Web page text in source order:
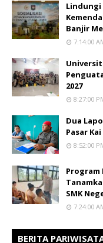
Lindungi
Banjir
7:14:00
2027
8:27:00
Dua
Pasar
8:52:00
Program
SMK
7:24:00
BERITA